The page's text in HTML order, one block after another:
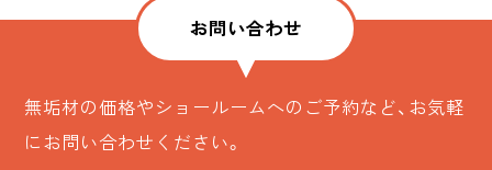
お問い合わせ
無垢材の価格やショールームへのご予約など、お気軽
にお問い合わせください。